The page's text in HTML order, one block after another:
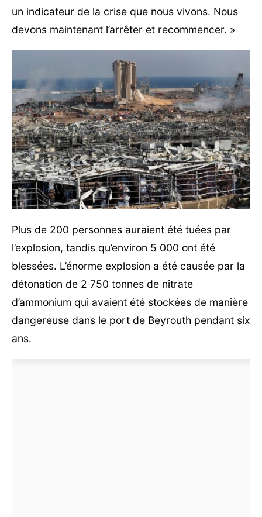
un indicateur de la crise que nous vivons. Nous
devons maintenant l’arrêter et recommencer. »
Plus de 200 personnes auraient été tuées par
l’explosion, tandis qu’environ 5 000 ont été
blessées. L’énorme explosion a été causée par la
détonation de 2 750 tonnes de nitrate
d’ammonium qui avaient été stockées de manière
dangereuse dans le port de Beyrouth pendant six
ans.